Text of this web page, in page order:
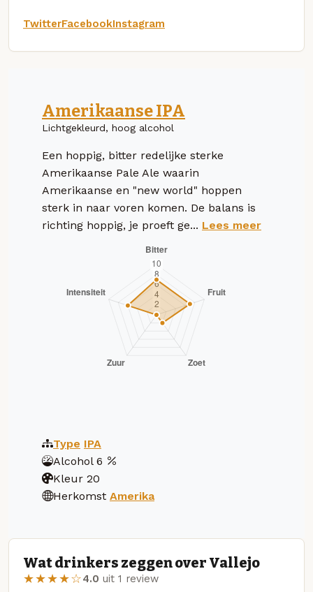
TwitterFacebookInstagram
Amerikaanse IPA
Lichtgekleurd, hoog alcohol
Een hoppig, bitter redelijke sterke
Amerikaanse Pale Ale waarin
Amerikaanse en "new world" hoppen
sterk in naar voren komen. De balans is
richting hoppig, je proeft ge... Lees meer
Type IPA
Alcohol 6
Kleur 20
Herkomst Amerika
Wat drinkers zeggen over Vallejo
★★★★☆4.0 uit 1 review